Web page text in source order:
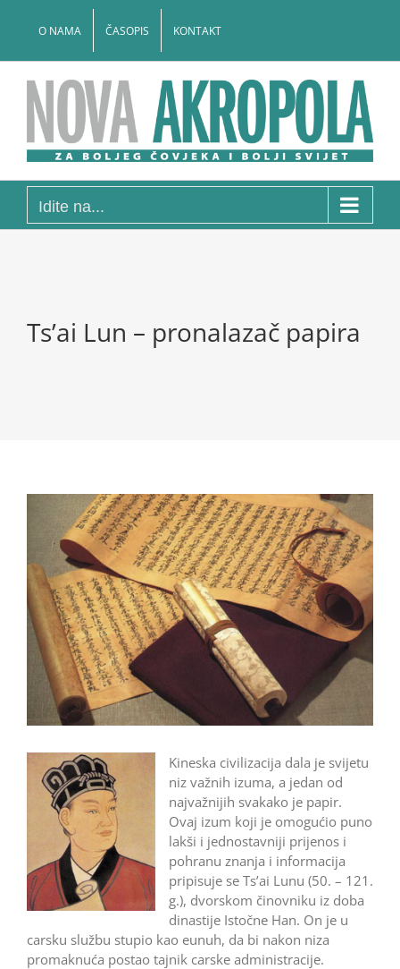
O NAMA ČASOPIS KONTAKT
Idite na...
Ts’ai Lun – pronalazač papira
Kineska civilizacija dala je svijetu
niz važnih izuma, a jedan od
najvažnijih svakako je papir.
Ovaj izum koji je omogućio puno
lakši i jednostavniji prijenos i
pohranu zna­nja i informacija
pripisuje se Ts’ai Lunu (50. – 121.
g.), dvorskom činovniku iz doba
dinastije Istočne Han. On je u
carsku službu stupio kao eunuh, da bi nakon niza
promaknuća postao tajnik carske admini­stracije.